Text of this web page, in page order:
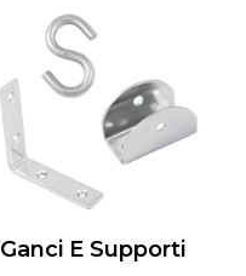
Ganci E Supporti